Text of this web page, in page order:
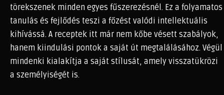
törekszenek minden egyes fűszerezésnél. Ez a folyamatos
tanulás és fejlődés teszi a főzést valódi intellektuális
kihívássá. A receptek itt már nem kőbe vésett szabályok,
hanem kiindulási pontok a saját út megtalálásához. Végül
mindenki kialakítja a saját stílusát, amely visszatükrözi
a személyiségét is.